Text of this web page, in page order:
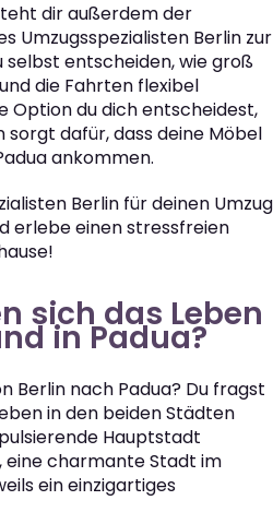
dir außerdem der
Umzugsspezialisten Berlin zur
selbst entscheiden, wie groß
die Fahrten flexibel
Option du dich entscheidest,
dafür, dass deine Möbel
ankommen.
Berlin für deinen Umzug
erlebe einen stressfreien
sich das Leben
in Padua?
Berlin nach Padua? Du fragst
in den beiden Städten
Hauptstadt
eine charmante Stadt im
ein einzigartiges